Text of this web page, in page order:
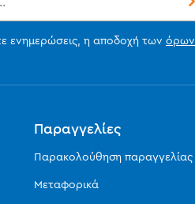
ενημερώσεις, η αποδοχή των όρων
Παραγγελίες
Παρακολούθηση παραγγελίας
Μεταφορικά